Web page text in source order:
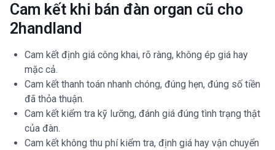
Cam kết khi bán đàn organ cũ cho
2handland
Cam kết định giá công khai, rõ ràng, không ép giá hay
mặc cả.
Cam kết thanh toán nhanh chóng, đúng hẹn, đúng số tiền
đã thỏa thuận.
Cam kết kiểm tra kỹ lưỡng, đánh giá đúng tình trạng thật
của đàn.
Cam kết không thu phí kiểm tra, định giá hay vận chuyển